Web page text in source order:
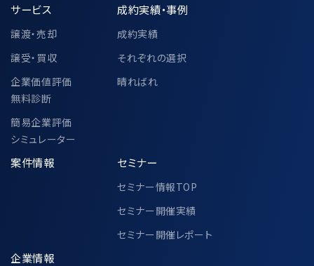
サービス
譲渡・売却
譲受・買収
企業価値評価
無料診断
簡易企業評価
シミュレーター
成約実績・事例
成約実績
それぞれの選択
晴ればれ
案件情報 セミナー
セミナー情報TOP
セミナー開催実績
セミナー開催レポート
企業情報